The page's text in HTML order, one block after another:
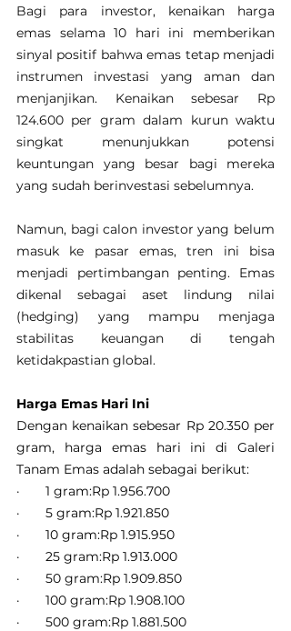
Bagi para investor, kenaikan harga
emas selama 10 hari ini memberikan
sinyal positif bahwa emas tetap menjadi
instrumen investasi yang aman dan
menjanjikan. Kenaikan sebesar Rp
124.600 per gram dalam kurun waktu
singkat menunjukkan potensi
keuntungan yang besar bagi mereka
yang sudah berinvestasi sebelumnya.
Namun, bagi calon investor yang belum
masuk ke pasar emas, tren ini bisa
menjadi pertimbangan penting. Emas
dikenal sebagai aset lindung nilai
(hedging) yang mampu menjaga
stabilitas keuangan di tengah
ketidakpastian global.
Harga Emas Hari Ini
Dengan kenaikan sebesar Rp 20.350 per
gram, harga emas hari ini di Galeri
Tanam Emas adalah sebagai berikut:
·       1 gram:Rp 1.956.700
·       5 gram:Rp 1.921.850
·       10 gram:Rp 1.915.950
·       25 gram:Rp 1.913.000
·       50 gram:Rp 1.909.850
·       100 gram:Rp 1.908.100
·       500 gram:Rp 1.881.500